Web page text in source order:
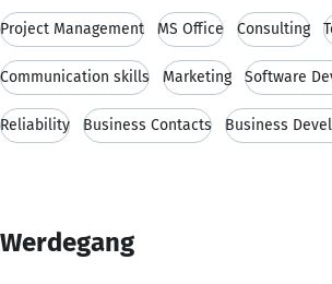
Project Management MS Office Consulting
Communication skills Marketing Software
Reliability Business Contacts Business
Werdegang